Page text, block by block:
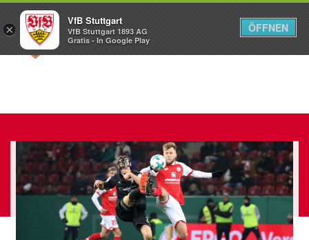
Menü
×
VfB Stuttgart
VfB Stuttgart 1893 AG
Gratis - In Google Play
ÖFFNEN